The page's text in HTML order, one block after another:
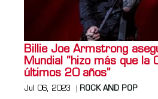
Billie Joe Armstrong
Mundial “hizo más que la
últimos 20 años”
Jul 06, 2023 ROCK AND POP